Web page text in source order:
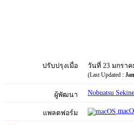
ปรับปรุงเมื่อ วันที่ 23 มกราค
(Last Updated :
ผู้พัฒนา Nobuatsu Sekine
แพลตฟอร์ม